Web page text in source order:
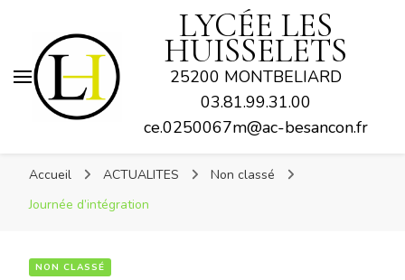
LYCÉE LES
HUISSELETS
25200 MONTBELIARD
03.81.99.31.00
ce.0250067m@ac-besancon.fr
Accueil ACTUALITES
Non classé
Journée d’intégration
NON CLASSÉ